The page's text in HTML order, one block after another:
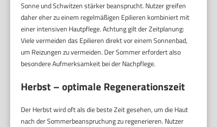
Sonne und Schwitzen stärker beansprucht. Nutzer greifen
daher eher zu einem regelmäßigen Epilieren kombiniert mit
einer intensiven Hautpflege. Achtung gilt der Zeitplanung:
Viele vermeiden das Epilieren direkt vor einem Sonnenbad,
um Reizungen zu vermeiden. Der Sommer erfordert also
besondere Aufmerksamkeit bei der Nachpflege.
Herbst – optimale Regenerationszeit
Der Herbst wird oft als die beste Zeit gesehen, um die Haut
nach der Sommerbeanspruchung zu regenerieren. Nutzer